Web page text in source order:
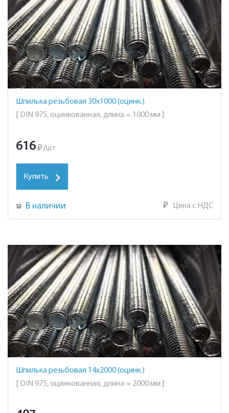
Шпилька резьбовая 30х1000 (оцинк.)
[ DIN 975, оцинкованная, длина = 1000 мм ]
616₽ /шт
Купить
В наличии ₽ Цена с НДС
Шпилька резьбовая 14х2000 (оцинк.)
[ DIN 975, оцинкованная, длина = 2000 мм ]